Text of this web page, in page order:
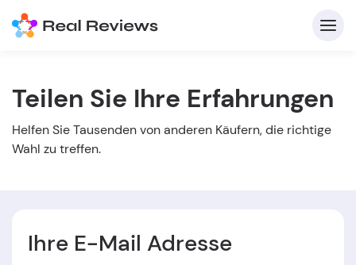
Teilen Sie Ihre Erfahrungen
Helfen Sie Tausenden von anderen Käufern, die richtige
Wahl zu treffen.
Ihre E-Mail Adresse